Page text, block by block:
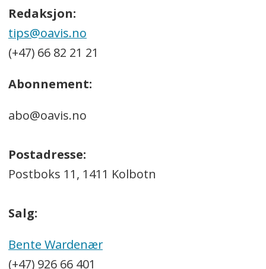
Redaksjon:
tips@oavis.no
(+47) 66 82 21 21
Abonnement:
abo@oavis.no
Postadresse:
Postboks 11, 1411 Kolbotn
Salg:
Bente Wardenær
(+47) 926 66 401